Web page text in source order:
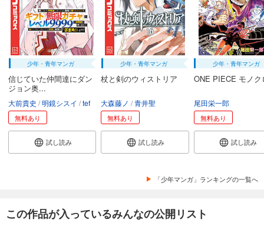
少年・青年マンガ
信じていた仲間達にダン
ジョン奥...
大前貴史 明鏡シスイ tef
無料あり
試し読み
少年・青年マンガ
杖と剣のウィストリア
大森藤ノ 青井聖
無料あり
試し読み
少年・青年マンガ
ONE PIECE モノク
尾田栄一郎
無料あり
試し読み
「少年マンガ」ランキングの一覧へ
この作品が入っているみんなの公開リスト